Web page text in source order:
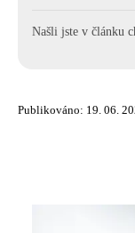
Našli jste v článku
Publikováno: 19. 06.